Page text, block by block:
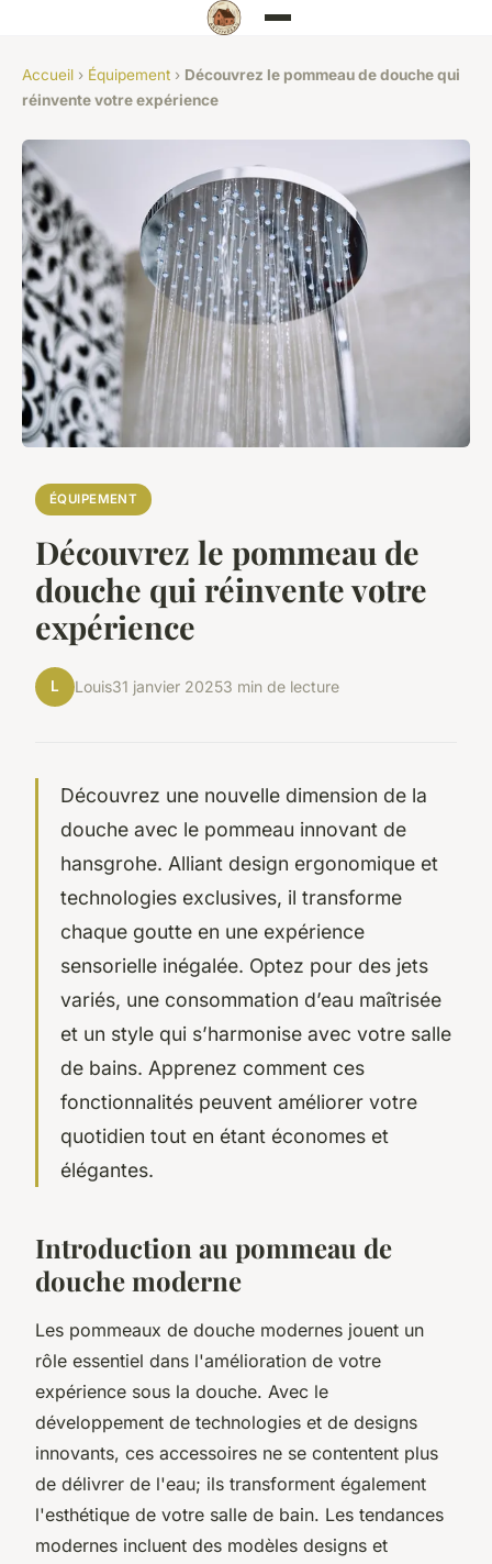
Accueil › Équipement › Découvrez le pommeau de douche qui
réinvente votre expérience
ÉQUIPEMENT
Découvrez le pommeau de
douche qui réinvente votre
expérience
L Louis31 janvier 20253 min de lecture
Découvrez une nouvelle dimension de la
douche avec le pommeau innovant de
hansgrohe. Alliant design ergonomique et
technologies exclusives, il transforme
chaque goutte en une expérience
sensorielle inégalée. Optez pour des jets
variés, une consommation d’eau maîtrisée
et un style qui s’harmonise avec votre salle
de bains. Apprenez comment ces
fonctionnalités peuvent améliorer votre
quotidien tout en étant économes et
élégantes.
Introduction au pommeau de
douche moderne
Les pommeaux de douche modernes jouent un
rôle essentiel dans l'amélioration de votre
expérience sous la douche. Avec le
développement de technologies et de designs
innovants, ces accessoires ne se contentent plus
de délivrer de l'eau; ils transforment également
l'esthétique de votre salle de bain. Les tendances
modernes incluent des modèles designs et